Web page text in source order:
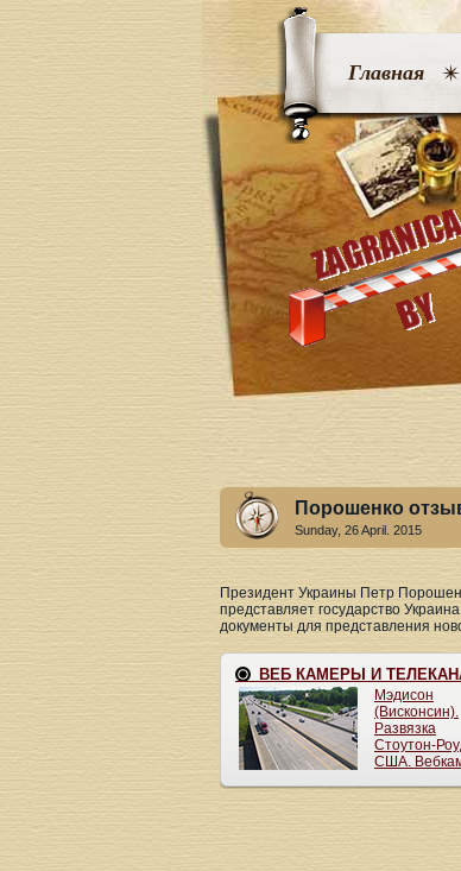
Главная
Порошенко
Sunday, 26 April. 2015
Президент Украины Петр
представляет государство
документы для представления